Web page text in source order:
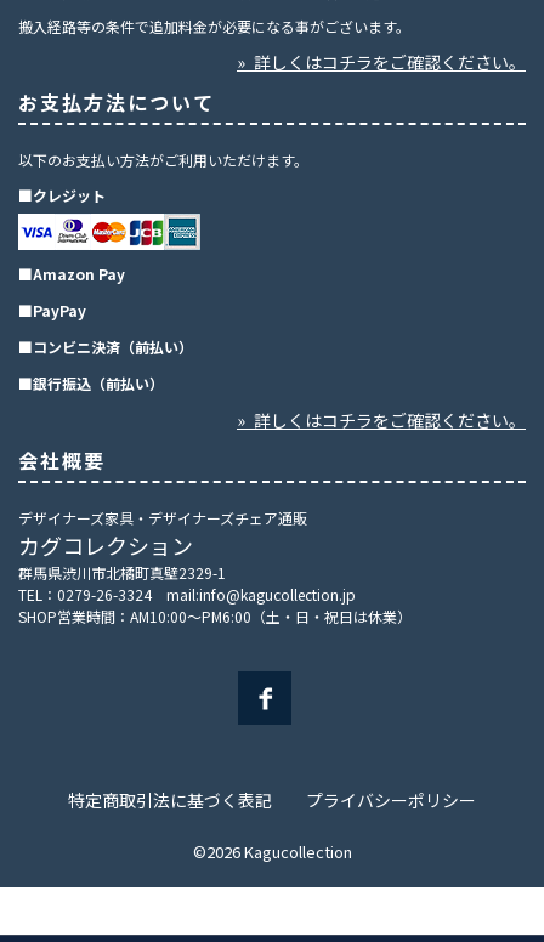
搬入経路等の条件で追加料金が必要になる事がございます。
» 詳しくはコチラをご確認ください。
お支払方法について
以下のお支払い方法がご利用いただけます。
■クレジット
■Amazon Pay
■PayPay
■コンビニ決済（前払い）
■銀行振込（前払い）
» 詳しくはコチラをご確認ください。
会社概要
デザイナーズ家具・デザイナーズチェア通販
カグコレクション
群馬県渋川市北橘町真壁2329-1
TEL：0279-26-3324 mail:info@kagucollection.jp
SHOP営業時間：AM10:00～PM6:00（土・日・祝日は休業）
特定商取引法に基づく表記 プライバシーポリシー
©2026 Kagucollection